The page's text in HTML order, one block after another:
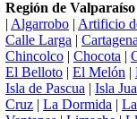
Región de Valparaíso
| Algarrobo | Artificio
Calle Larga | Cartagena
Chincolco | Chocota |
El Belloto | El Melón |
Isla de Pascua | Isla
Cruz | La Dormida |